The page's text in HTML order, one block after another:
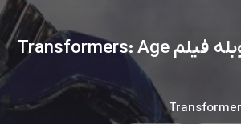
دانلود صوت دوبله فیلم Transformers: Age